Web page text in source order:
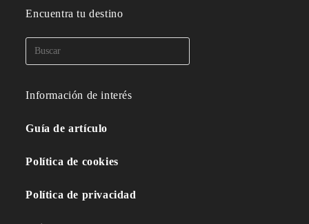
Encuentra tu destino
Información de interés
Guía de artículo
Política de cookies
Política de privacidad